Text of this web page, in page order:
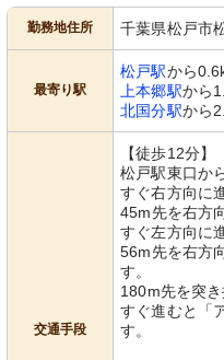
勤務地住所 千葉県松戸市
最寄り駅
松戸駅から
上本郷駅から
北国分駅から
交通手段
【徒歩12分】
松戸駅東口か
すぐ右方向に
45m先を右方
すぐ左方向に
56m先を右方
す。
180m先を突
すぐ進むと「
す。